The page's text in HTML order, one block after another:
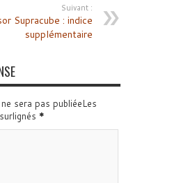
Suivant :
Supracube : indice
supplémentaire
sera pas publiéeLes
*